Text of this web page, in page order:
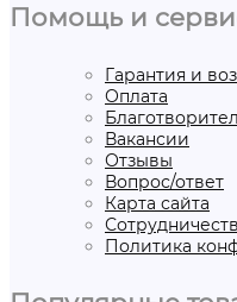
Помощь и
Гарантия и
Оплата
Вакансии
Отзывы
Вопрос/ответ
Карта сайта
Политика